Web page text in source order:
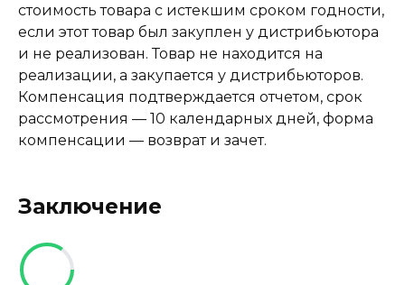
стоимость товара с истекшим сроком годности,
если этот товар был закуплен у дистрибьютора
и не реализован. Товар не находится на
реализации, а закупается у дистрибьюторов.
Компенсация подтверждается отчетом, срок
рассмотрения — 10 календарных дней, форма
компенсации — возврат и зачет.
Заключение